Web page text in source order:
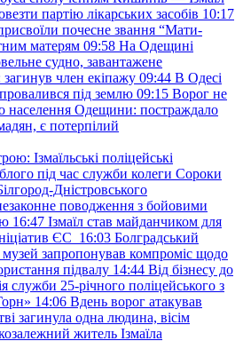
партію лікарських засобів 10:17
почесне звання “Мати-
матерям 09:58 На Одещині
судно, завантажене
член екіпажу 09:44 В Одесі
під землю 09:15 Ворог не
населення Одещини: постраждало
є потерпілий
Ізмаїльські поліцейські
під час служби колеги Сороки
Дністровського
поводження з бойовими
16:47 Ізмаїл став майданчиком для
ЄС 16:03 Болградський
музей запропонував компроміс щодо
підвалу 14:44 Від бізнесу до
служби 25-річного поліцейського з
14:06 Вдень ворог атакував
загинула одна людина, вісім
житель Ізмаїла